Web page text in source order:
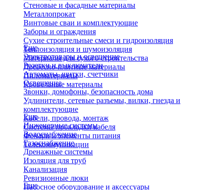
Стеновые и фасадные материалы
Металлопрокат
Винтовые сваи и комплектующие
Заборы и ограждения
Сухие строительные смеси и гидроизоляция
Теплоизоляция и шумоизоляция
Материалы для сухого строительства
Древесно-плитные материалы
Пиломатериалы
Кровельные материалы
Еще
Электротовары и освещение
Розетки и выключатели
Автоматы, щитки, счетчики
Освещение
Звонки, домофоны, безопасность дома
Удлинители, сетевые разъемы, вилки, гнезда и
комплектующие
Кабели, провода, монтаж
Системы прокладки кабеля
Фонари и элементы питания
Телекоммуникации
Еще
Инженерные системы
Водоснабжение
Газоснабжение
Дренажные системы
Изоляция для труб
Канализация
Ревизионные люки
Насосное оборудование и аксессуары
Еще